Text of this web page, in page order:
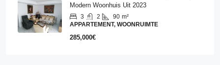
Modern Woonhuis Uit 2023
3 2 90 m²
APPARTEMENT, WOONRUIMTE
285,000€